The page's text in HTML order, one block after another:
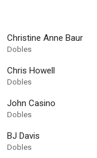
Christine Anne Baur
Dobles
Chris Howell
Dobles
John Casino
Dobles
BJ Davis
Dobles